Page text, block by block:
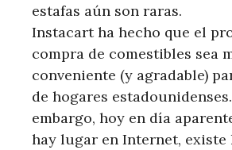
estafas aún son raras.
Instacart ha hecho que el
compra de comestibles sea
conveniente (y agradable)
de hogares
embargo, hoy en día
hay lugar en Internet,